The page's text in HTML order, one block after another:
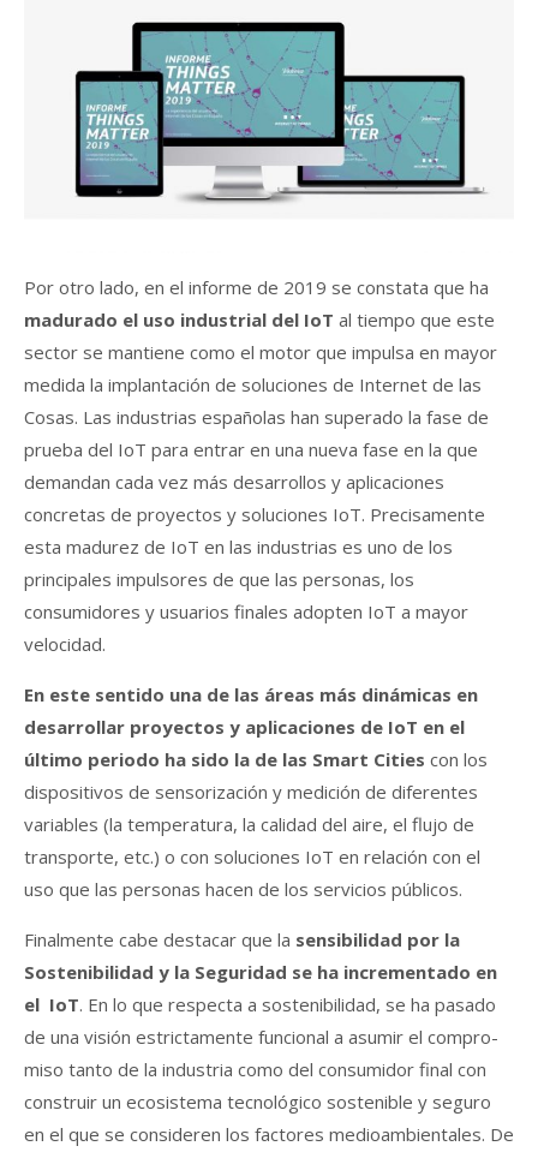
Por otro lado, en el informe de 2019 se constata que ha
madurado el uso industrial del IoT al tiempo que este
sector se mantiene como el motor que impulsa en mayor
medida la implantación de soluciones de Internet de las
Cosas. Las industrias españolas han superado la fase de
prueba del IoT para entrar en una nueva fase en la que
demandan cada vez más desarrollos y aplicaciones
concretas de proyectos y soluciones IoT. Precisamente
esta madurez de IoT en las industrias es uno de los
principales impulsores de que las personas, los
consumidores y usuarios finales adopten IoT a mayor
velocidad.
En este sentido una de las áreas más dinámicas en
desarrollar proyectos y aplicaciones de IoT en el
último periodo ha sido la de las Smart Cities con los
dispositivos de sensorización y medición de diferentes
variables (la temperatura, la calidad del aire, el flujo de
transporte, etc.) o con soluciones IoT en relación con el
uso que las personas hacen de los servicios públicos.
Finalmente cabe destacar que la sensibilidad por la
Sostenibilidad y la Seguridad se ha incrementado en
el IoT. En lo que respecta a sostenibilidad, se ha pasado
de una visión estrictamente funcional a asumir el compro­
miso tanto de la industria como del consumidor final con
construir un ecosistema tecnológico sostenible y seguro
en el que se consideren los factores medioambientales. De